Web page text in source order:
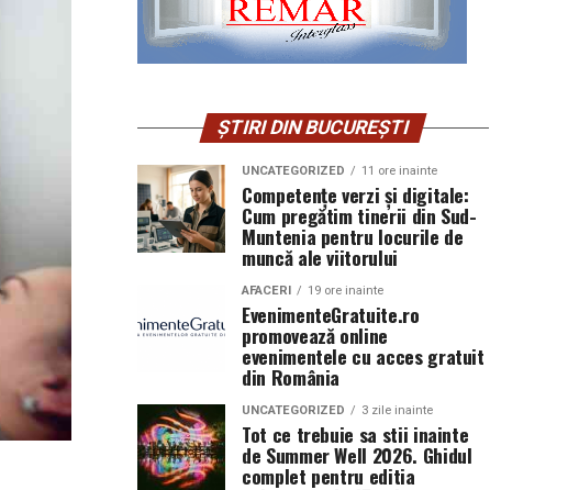
ȘTIRI DIN BUCUREȘTI
UNCATEGORIZED 11 ore inainte
Competențe verzi și digitale:
Cum pregătim tinerii din Sud-
Muntenia pentru locurile de
muncă ale viitorului
AFACERI 19 ore inainte
EvenimenteGratuite.ro
promovează online
evenimentele cu acces gratuit
din România
UNCATEGORIZED 3 zile inainte
Tot ce trebuie sa stii inainte
de Summer Well 2026. Ghidul
complet pentru editia